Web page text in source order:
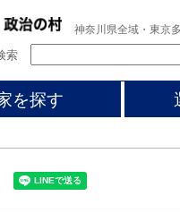
神奈川県全域・東京
索
を探す